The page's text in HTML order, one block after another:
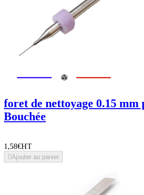
foret de nettoyage 0.15 mm
Bouchée
1,58€HT
Ajouter au panier